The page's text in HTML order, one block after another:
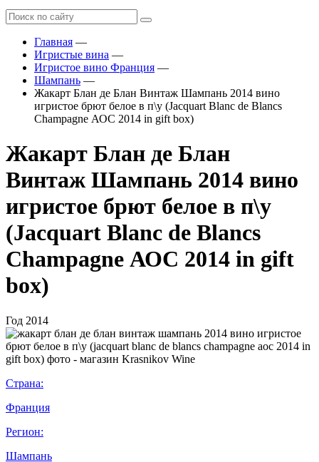
Главная —
Игристые вина —
Игристое вино Франция —
Шампань —
Жакарт Блан де Блан Винтаж Шампань 2014 вино
игристое брют белое в п\у (Jacquart Blanc de Blancs
Champagne АОC 2014 in gift box)
Жакарт Блан де Блан
Винтаж Шампань 2014 вино
игристое брют белое в п\у
(Jacquart Blanc de Blancs
Champagne АОC 2014 in gift
box)
Год 2014
Страна:
Франция
Регион:
Шампань